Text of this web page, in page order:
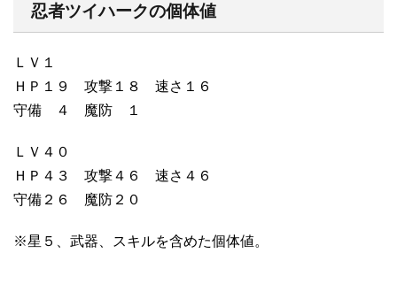
忍者ツイハークの個体値
ＬＶ１
ＨＰ１９ 攻撃１８ 速さ１６
守備 ４ 魔防 １
ＬＶ４０
ＨＰ４３ 攻撃４６ 速さ４６
守備２６ 魔防２０
※星５、武器、スキルを含めた個体値。